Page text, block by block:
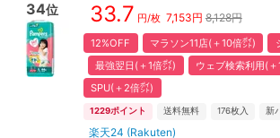
34位 33.7 円/枚 7,153円 8,128円
12%OFF マラソン11店(＋10倍㌽)
最強翌日(＋1倍㌽)
ウェブ検索利用(＋
SPU(＋2倍㌽)
1229ポイント 送料無料 176枚入 新
楽天24 (Rakuten)